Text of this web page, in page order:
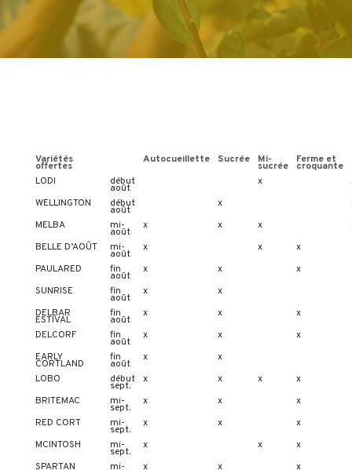
Variétés
offertes
Autocueillette Sucrée Mi-
sucrée
Ferme et
croquante
LODI
début
août
x
WELLINGTON
début
août
x
MELBA
mi-
août
x x x
BELLE D’AOÛT
mi-
août
x x
x
PAULARED
fin
août
x x
x
SUNRISE
fin
août
x
x
DELBAR
ESTIVAL
fin
août
x x
x
DELCORF
fin
août
x x
x
EARLY
CORTLAND
fin
août
x
x
LOBO
début
sept.
x x x
x
BRITEMAC
mi-
sept.
x x
x
RED CORT
mi-
sept.
x x
x
MCINTOSH
mi-
sept.
x x
x
SPARTAN
mi- x x
x